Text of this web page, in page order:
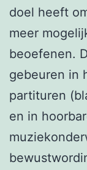
doel heeft
meer
beoefenen.
gebeuren in
partituren
en in